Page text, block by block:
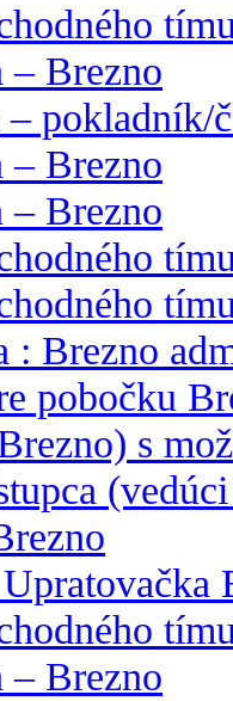
– Brezno
– pokladník/
– Brezno
– Brezno
: Brezno
pobočku
s
– Brezno